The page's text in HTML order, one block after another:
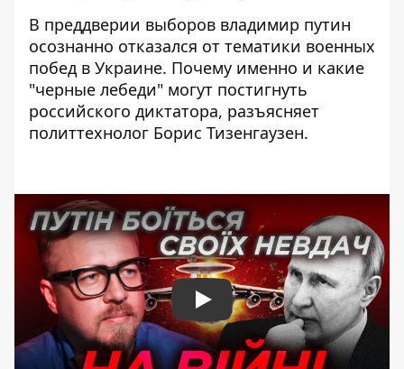
В преддверии выборов владимир путин
осознанно отказался от тематики военных
побед в Украине. Почему именно и какие
"черные лебеди" могут постигнуть
российского диктатора, разъясняет
политтехнолог Борис Тизенгаузен.
Play